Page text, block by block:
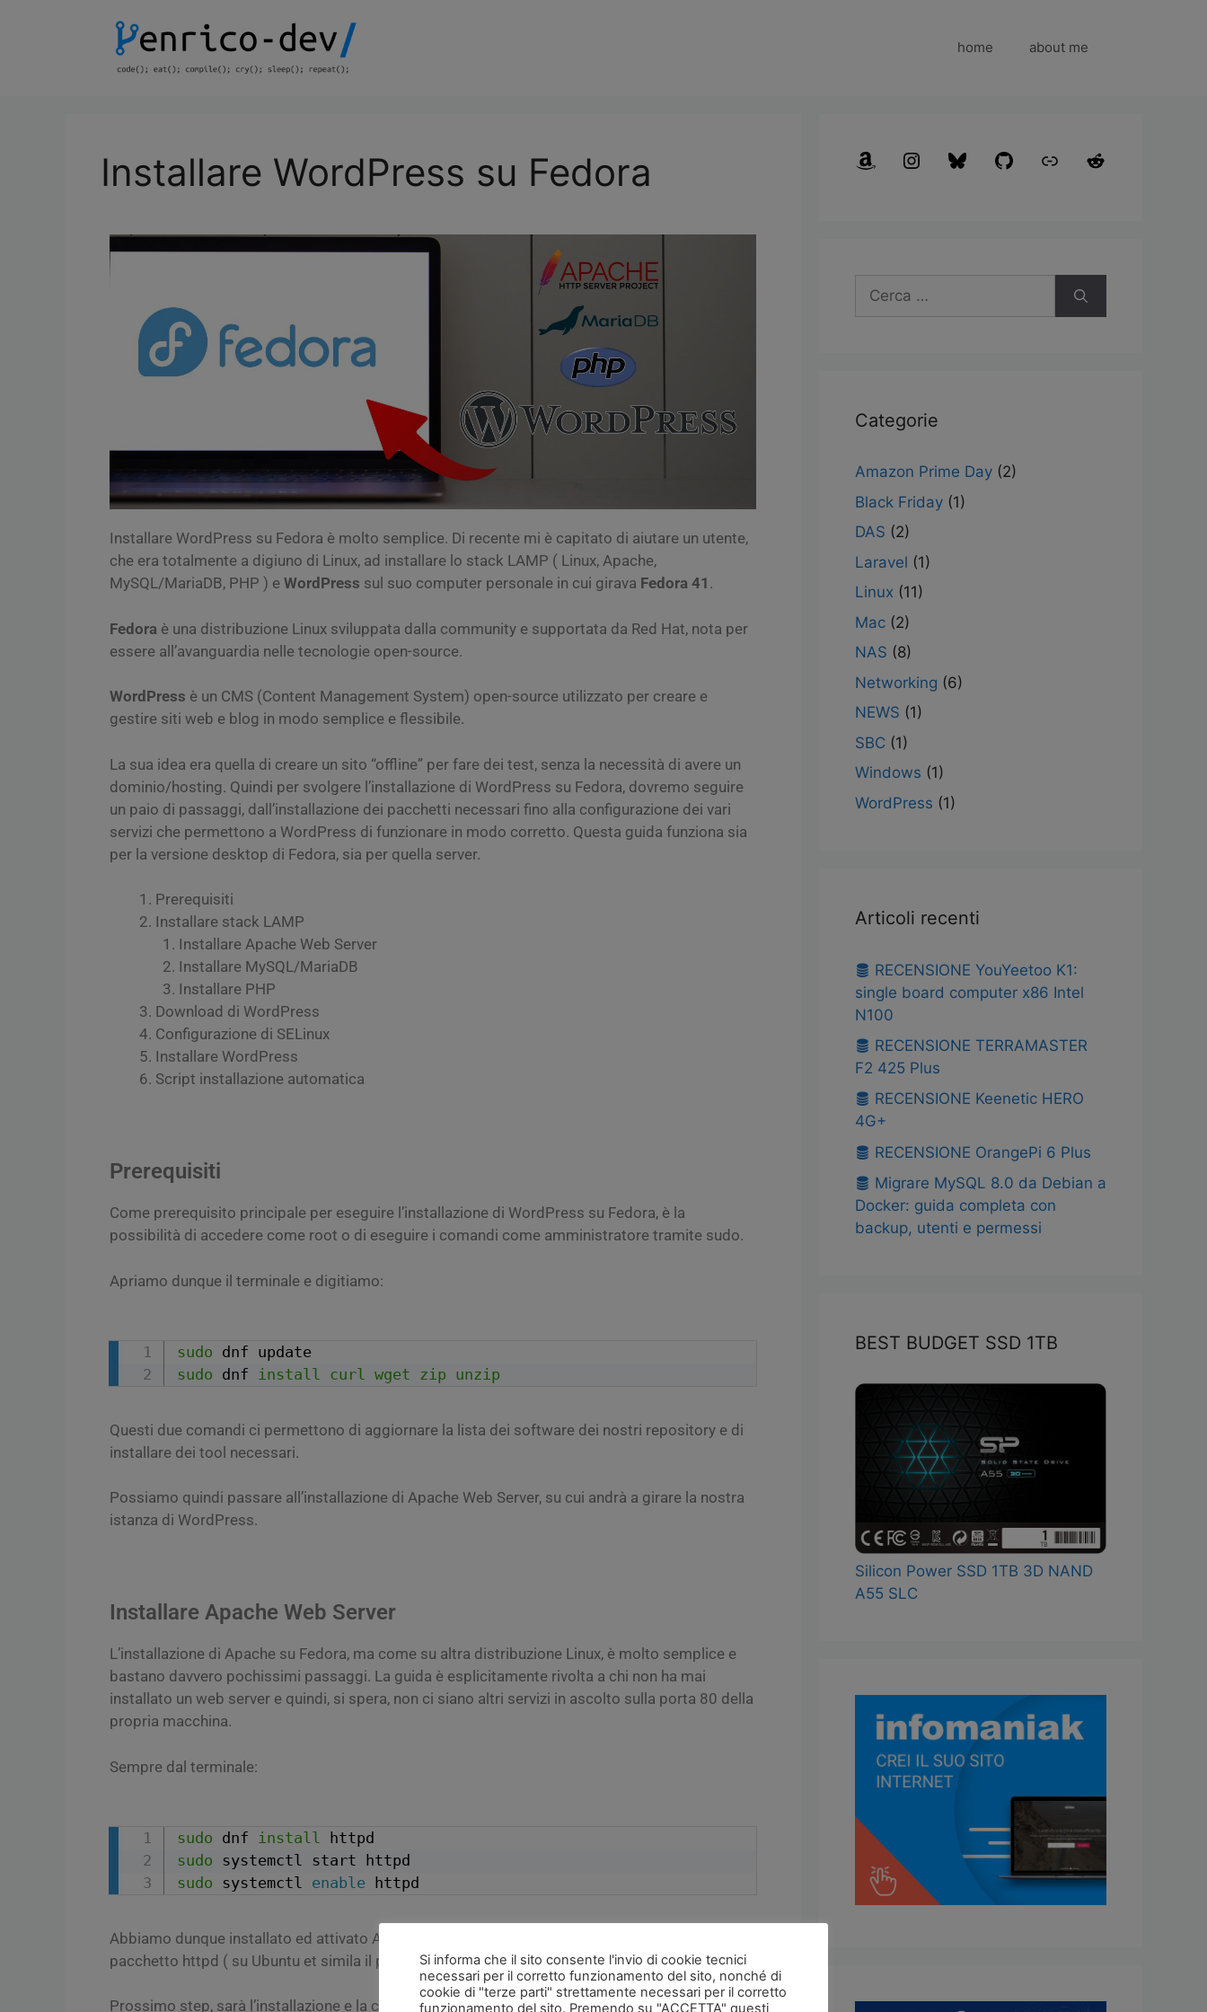
home about me
Installare WordPress su Fedora
Installare WordPress su Fedora è molto semplice. Di recente mi è capitato di aiutare un utente,
che era totalmente a digiuno di Linux, ad installare lo stack LAMP ( Linux, Apache,
MySQL/MariaDB, PHP ) e WordPress sul suo computer personale in cui girava Fedora 41 .
Fedora è una distribuzione Linux sviluppata dalla community e supportata da Red Hat, nota per
essere all’avanguardia nelle tecnologie open-source.
WordPress è un CMS (Content Management System) open-source utilizzato per creare e
gestire siti web e blog in modo semplice e flessibile.
La sua idea era quella di creare un sito “offline” per fare dei test, senza la necessità di avere un
dominio/hosting. Quindi per svolgere l’installazione di WordPress su Fedora, dovremo seguire
un paio di passaggi, dall’installazione dei pacchetti necessari fino alla configurazione dei vari
servizi che permettono a WordPress di funzionare in modo corretto. Questa guida funziona sia
per la versione desktop di Fedora, sia per quella server.
Prerequisiti
Installare stack LAMP
Installare Apache Web Server
Installare MySQL/MariaDB
Installare PHP
Download di WordPress
Configurazione di SELinux
Installare WordPress
Script installazione automatica
Prerequisiti
Come prerequisito principale per eseguire l’installazione di WordPress su Fedora, è la
possibilità di accedere come root o di eseguire i comandi come amministratore tramite sudo.
Apriamo dunque il terminale e digitiamo:
sudo
dnf update
sudo dnf install curl wget zip unzip
Questi due comandi ci permettono di aggiornare la lista dei software dei nostri repository e di
installare dei tool necessari.
Possiamo quindi passare all’installazione di Apache Web Server, su cui andrà a girare la nostra
istanza di WordPress.
Installare Apache Web Server
L’installazione di Apache su Fedora, ma come su altra distribuzione Linux, è molto semplice e
bastano davvero pochissimi passaggi. La guida è esplicitamente rivolta a chi non ha mai
installato un web server e quindi, si spera, non ci siano altri servizi in ascolto sulla porta 80 della
propria macchina.
Sempre dal terminale:
sudo dnf install
sudo
sudo systemctl enable httpd
Abbiamo dunque installato ed attivato Apache Web Server, che su Fedora viene fornito dal
pacchetto httpd ( su Ubuntu et simila il pacchetto si chiama apache2 ).
Prossimo step, sarà l’installazione e la configurazione di MySQL/MariaDB, cioè il database in cui
Categorie
Amazon Prime Day (2)
Black Friday (1)
DAS (2)
Laravel (1)
Linux (11)
Mac (2)
NAS (8)
Networking (6)
NEWS (1)
SBC (1)
Windows (1)
WordPress (1)
Articoli recenti
RECENSIONE YouYeetoo K1:
single board computer x86 Intel
N100
RECENSIONE TERRAMASTER
F2 425 Plus
RECENSIONE Keenetic HERO
4G+
RECENSIONE OrangePi 6 Plus
Migrare MySQL 8.0 da Debian a
Docker: guida completa con
backup, utenti e permessi
BEST BUDGET SSD 1TB
Silicon Power SSD 1TB 3D NAND
A55 SLC
Si informa che il sito consente l'invio di cookie tecnici
necessari per il corretto funzionamento del sito, nonché di
cookie di "terze parti" strettamente necessari per il corretto
funzionamento del sito. Premendo su "ACCETTA" questi